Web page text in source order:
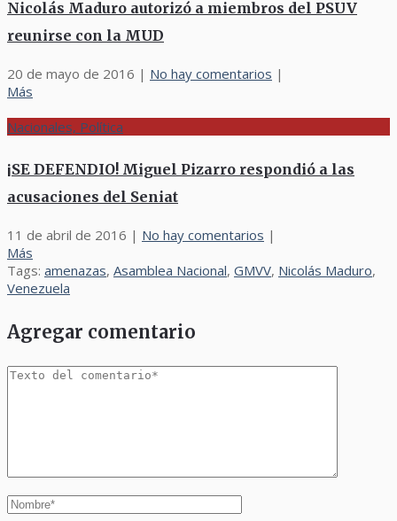
Nicolás Maduro autorizó a miembros del PSUV
reunirse con la MUD
20 de mayo de 2016 | No hay comentarios |
Más
Nacionales, Política
¡SE DEFENDIO! Miguel Pizarro respondió a las
acusaciones del Seniat
11 de abril de 2016 | No hay comentarios |
Más
Tags: amenazas, Asamblea Nacional, GMVV, Nicolás Maduro,
Venezuela
Agregar comentario